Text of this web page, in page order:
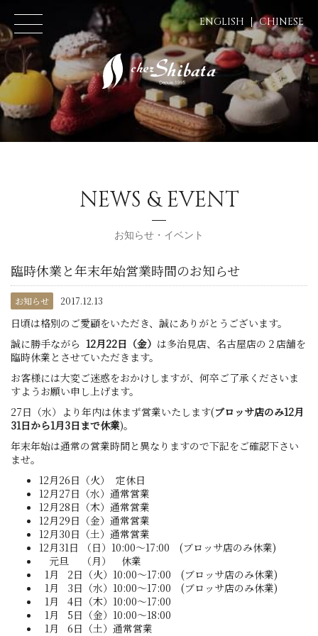
ENGLISH CHINESE
NEWS & EVENT
お知らせ・イベント
臨時休業と年末年始営業時間のお知らせ
お知らせ 2017.12.13
日頃は格別のご愛顧をいただき、誠にありがとうございます。
誠に勝手ながら 12月22日（金） は多治見店、名古屋店の２店舗を
臨時休業とさせていただきます。
お客様には大変ご迷惑をおかけしますが、何卒ご了承くださいま
すようお願い申し上げます。
27日（水）より年内は休まず営業いたします(ブロッサ店のみ12月
31日から1月3日まで休業)。
年末年始は通常の営業時間と異なりますので下記をご確認下さい
ませ。
12月26日（火） 定休日
12月27日（水）通常営業
12月28日（木）通常営業
12月29日（金）通常営業
12月30日（土）通常営業
12月31日 （日）10:00～17:00 (ブロッサ店のみ休業)
元旦 （月） 休業
1月 2日（火）10:00～17:00 (ブロッサ店のみ休業)
1月 3日（水）10:00～17:00 (ブロッサ店のみ休業)
1月 4日（木）10:00～17:00
1月 5日（金）10:00～18:00
1月 6日（土）通常営業